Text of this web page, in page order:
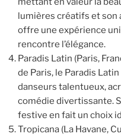
lumières créatifs et son
offre une expérience
rencontre l’élégance.
Paradis Latin (Paris,
de Paris, le Paradis
danseurs talentueux,
comédie divertissante.
festive en fait un choix
Tropicana (La Havane,